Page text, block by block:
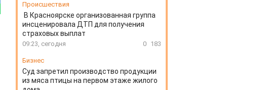
Происшествия
В Красноярске организованная группа
инсценировала ДТП для получения
страховых выплат
09:23, сегодня 0 183
Бизнес
Суд запретил производство продукции
из мяса птицы на первом этаже жилого